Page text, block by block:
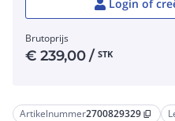
Artikelnummer2700829329 content_copy
Login of
Brutoprijs
€239,00/ STK